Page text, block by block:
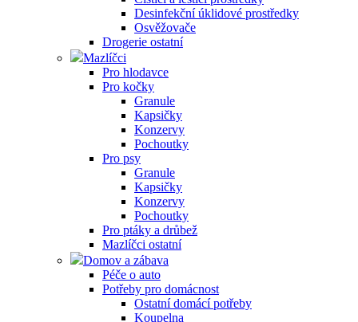
Desinfekční úklidové prostředky
Osvěžovače
Drogerie ostatní
Mazlíčci
Pro hlodavce
Pro kočky
Granule
Kapsičky
Konzervy
Pochoutky
Pro psy
Granule
Kapsičky
Konzervy
Pochoutky
Pro ptáky a drůbež
Mazlíčci ostatní
Domov a zábava
Péče o auto
Potřeby pro domácnost
Ostatní domácí potřeby
Koupelna